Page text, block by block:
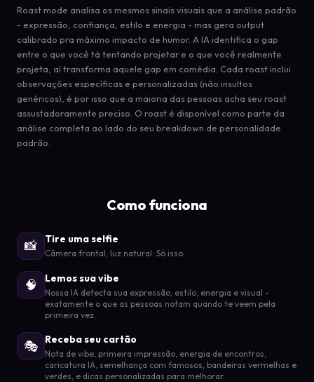
Roast mode analisa os mesmos sinais visuais que a análise padrão
- expressão, confiança, estilo e energia - mas gera output
calibrado pra máximo impacto de humor. A IA identifica o gap
entre o que você tá tentando projetar e o que você realmente
projeta, aí transforma aquele gap em comédia. Cada roast inclui
observações específicas e personalizadas (não insultos
genéricos), é por isso que a maioria das pessoas acha seu roast
assustadoramente preciso. O roast é disponível como parte da
análise completa ao lado do seu breakdown de personalidade
padrão.
Como funciona
📸 Tire uma selfie
Câmera frontal, luz natural. Só isso.
🧠 Lemos sua vibe
Nossa IA detecta sua expressão, estilo, energia e visual -
exatamente o que as pessoas notam quando te veem pela
primeira vez.
🎭 Receba seu cartão
Nota de vibe, primeira impressão, energia de encontros,
caricatura IA, semelhança com famosos, bandeiras vermelhas e
verdes, e dicas personalizadas para melhorar.